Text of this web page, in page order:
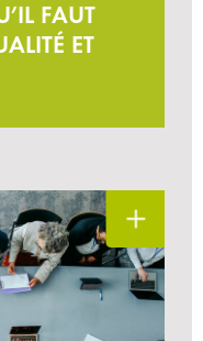
FAUT
ET